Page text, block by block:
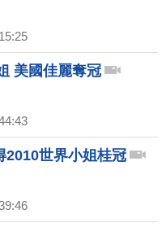
美國佳麗奪冠
2010世界小姐桂冠